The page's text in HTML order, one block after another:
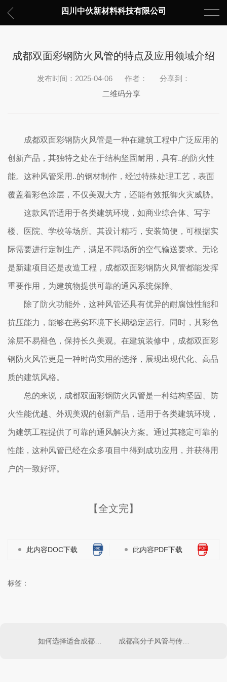
四川中伙新材料科技有限公司
成都双面彩钢防火风管的特点及应用领域介绍
发布时间：2025-04-06 作者：
分享到：
二维码分享
成都双面彩钢防火风管是一种在建筑工程中广泛应用的
创新产品，其独特之处在于结构坚固耐用，具有..的防火性
能。这种风管采用..的钢材制作，经过特殊处理工艺，表面
覆盖着彩色涂层，不仅美观大方，还能有效抵御火灾威胁。
这款风管适用于各类建筑环境，如商业综合体、写字
楼、医院、学校等场所。其设计精巧，安装简便，可根据实
际需要进行定制生产，满足不同场所的空气输送要求。无论
是新建项目还是改造工程，成都双面彩钢防火风管都能发挥
重要作用，为建筑物提供可靠的通风系统保障。
除了防火功能外，这种风管还具有优异的耐腐蚀性能和
抗压能力，能够在恶劣环境下长期稳定运行。同时，其彩色
涂层不易褪色，保持长久美观。在建筑装修中，成都双面彩
钢防火风管更是一种时尚实用的选择，展现出现代化、高品
质的建筑风格。
总的来说，成都双面彩钢防火风管是一种结构坚固、防
火性能优越、外观美观的创新产品，适用于各类建筑环境，
为建筑工程提供了可靠的通风解决方案。通过其稳定可靠的
性能，这种风管已经在众多项目中得到成功应用，并获得用
户的一致好评。
【全文完】
此内容DOC下载 此内容PDF下载
标签：